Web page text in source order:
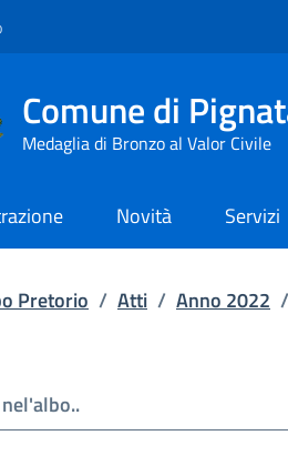
Comune di
Medaglia di Bronzo al Valor Civile
Novità Servizi
Pretorio / Atti / Anno 2022 /